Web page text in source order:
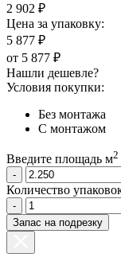
2 902 ₽
Цена за упаковку:
5 877 ₽
от 5 877 ₽
Нашли дешевле?
Условия покупки:
Без монтажа
С монтажом
Введите площадь м2
-
Количество
-
Запас на подрезку